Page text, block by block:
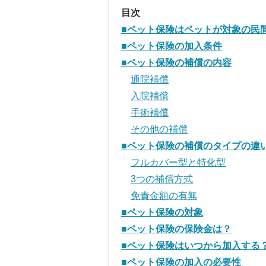
目次
■ペット保険はペットが対象の民
■ペット保険の加入条件
■ペット保険の補償の内容
通院補償
入院補償
手術補償
その他の補償
■ペット保険の補償のタイプの違
フルカバー型と特化型
3つの補償方式
免責金額の有無
■ペット保険の対象
■ペット保険の保険金は？
■ペット保険はいつから加入する
■ペット保険の加入の必要性